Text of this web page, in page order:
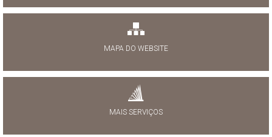
MAPA DO WEBSITE
MAIS SERVIÇOS